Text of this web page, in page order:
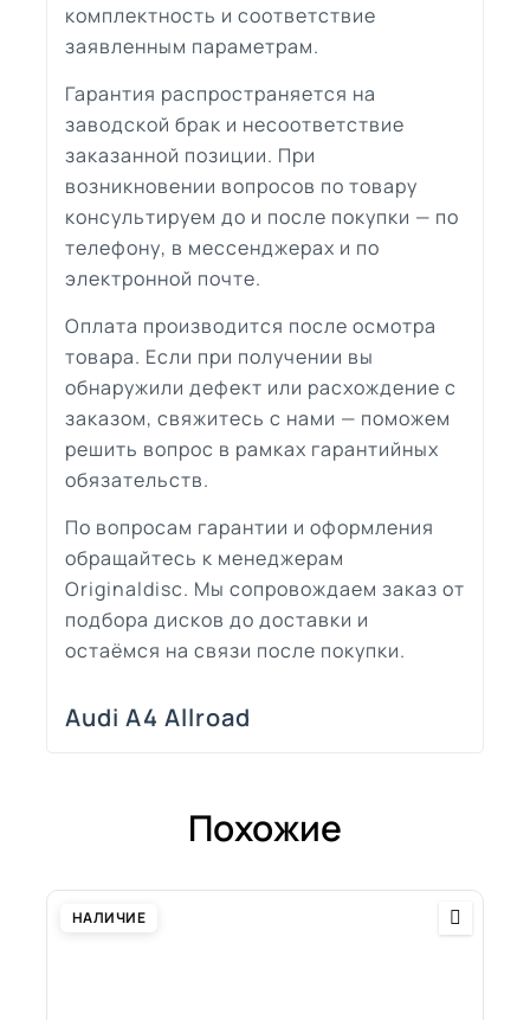
комплектность и соответствие
заявленным параметрам.
Гарантия распространяется на
заводской брак и несоответствие
заказанной позиции. При
возникновении вопросов по товару
консультируем до и после покупки — по
телефону, в мессенджерах и по
электронной почте.
Оплата производится после осмотра
товара. Если при получении вы
обнаружили дефект или расхождение с
заказом, свяжитесь с нами — поможем
решить вопрос в рамках гарантийных
обязательств.
По вопросам гарантии и оформления
обращайтесь к менеджерам
Originaldisc. Мы сопровождаем заказ от
подбора дисков до доставки и
остаёмся на связи после покупки.
Audi A4 Allroad
Похожие
НАЛИЧИЕ